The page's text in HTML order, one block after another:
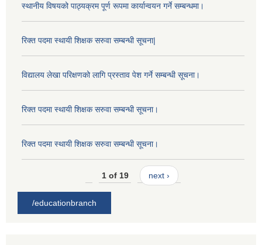
स्थानीय विषयको पाठ्यक्रम पूर्ण रूपमा कार्यान्वयन गर्ने सम्बन्धमा।
रिक्त पदमा स्थायी शिक्षक सरुवा सम्बन्धी सूचना|
विद्यालय लेखा परिक्षणको लागि प्रस्ताव पेश गर्ने सम्बन्धी सूचना।
रिक्त पदमा स्थायी शिक्षक सरुवा सम्बन्धी सूचना।
रिक्त पदमा स्थायी शिक्षक सरुवा सम्बन्धी सूचना।
1 of 19 next ›
/educationbranch